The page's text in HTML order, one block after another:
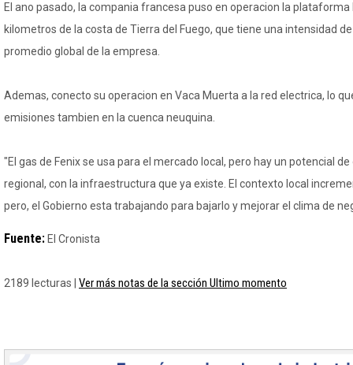
El ano pasado, la compania francesa puso en operacion la plataforma
kilometros de la costa de Tierra del Fuego, que tiene una intensidad
promedio global de la empresa.
Ademas, conecto su operacion en Vaca Muerta a la red electrica, lo
emisiones tambien en la cuenca neuquina.
"El gas de Fenix se usa para el mercado local, pero hay un potencial
regional, con la infraestructura que ya existe. El contexto local
pero, el Gobierno esta trabajando para bajarlo y mejorar el clima de
Fuente: El Cronista
2189 lecturas | Ver más notas de la sección Ultimo momento